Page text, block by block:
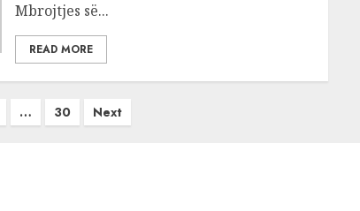
Mbrojtjes së...
READ MORE
… 30 Next